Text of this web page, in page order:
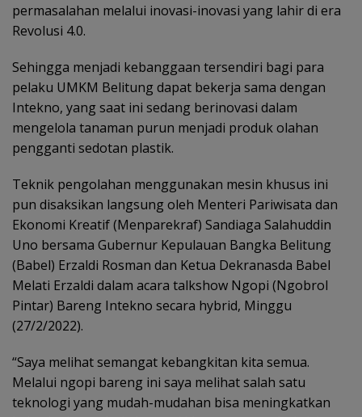
permasalahan melalui inovasi-inovasi yang lahir di era
Revolusi 4.0.
Sehingga menjadi kebanggaan tersendiri bagi para
pelaku UMKM Belitung dapat bekerja sama dengan
Intekno, yang saat ini sedang berinovasi dalam
mengelola tanaman purun menjadi produk olahan
pengganti sedotan plastik.
Teknik pengolahan menggunakan mesin khusus ini
pun disaksikan langsung oleh Menteri Pariwisata dan
Ekonomi Kreatif (Menparekraf) Sandiaga Salahuddin
Uno bersama Gubernur Kepulauan Bangka Belitung
(Babel) Erzaldi Rosman dan Ketua Dekranasda Babel
Melati Erzaldi dalam acara talkshow Ngopi (Ngobrol
Pintar) Bareng Intekno secara hybrid, Minggu
(27/2/2022).
“Saya melihat semangat kebangkitan kita semua.
Melalui ngopi bareng ini saya melihat salah satu
teknologi yang mudah-mudahan bisa meningkatkan